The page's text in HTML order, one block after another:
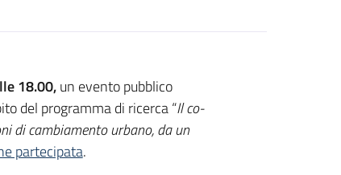
18.00,un evento pubblico
del programma di ricerca “Il co-
di cambiamento urbano, da un
partecipata.